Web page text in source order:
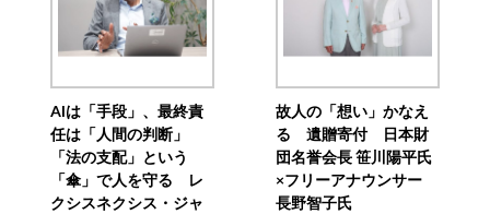
AIは「手段」、最終責
任は「人間の判断」
「法の支配」という
「傘」で人を守る レ
クシスネクシス・ジャ
故人の「想い」かなえ
る 遺贈寄付 日本財
団名誉会長 笹川陽平氏
×フリーアナウンサー
長野智子氏